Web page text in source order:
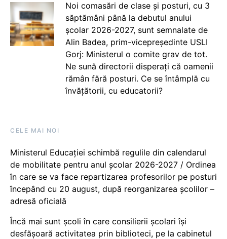
Noi comasări de clase și posturi, cu 3
săptămâni până la debutul anului
școlar 2026-2027, sunt semnalate de
Alin Badea, prim-vicepreședinte USLI
Gorj: Ministerul o comite grav de tot.
Ne sună directorii disperați că oamenii
rămân fără posturi. Ce se întâmplă cu
învățătorii, cu educatorii?
CELE MAI NOI
Ministerul Educației schimbă regulile din calendarul
de mobilitate pentru anul școlar 2026-2027 / Ordinea
în care se va face repartizarea profesorilor pe posturi
începând cu 20 august, după reorganizarea școlilor –
adresă oficială
Încă mai sunt școli în care consilierii școlari își
desfășoară activitatea prin biblioteci, pe la cabinetul